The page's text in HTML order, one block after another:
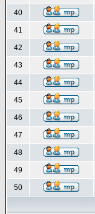
40
41
42
43
44
45
46
47
48
49
50